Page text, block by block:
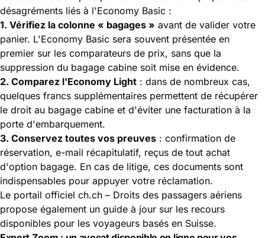
désagréments liés à l'Economy Basic :
1. Vérifiez la colonne « bagages » avant de valider votre
panier. L'Economy Basic sera souvent présentée en
premier sur les comparateurs de prix, sans que la
suppression du bagage cabine soit mise en évidence.
2. Comparez l'Economy Light : dans de nombreux cas,
quelques francs supplémentaires permettent de récupérer
le droit au bagage cabine et d'éviter une facturation à la
porte d'embarquement.
3. Conservez toutes vos preuves : confirmation de
réservation, e-mail récapitulatif, reçus de tout achat
d'option bagage. En cas de litige, ces documents sont
indispensables pour appuyer votre réclamation.
Le portail officiel ch.ch – Droits des passagers aériens
propose également un guide à jour sur les recours
disponibles pour les voyageurs basés en Suisse.